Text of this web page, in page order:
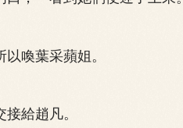
喚葉采蘋姐。
給趙凡。